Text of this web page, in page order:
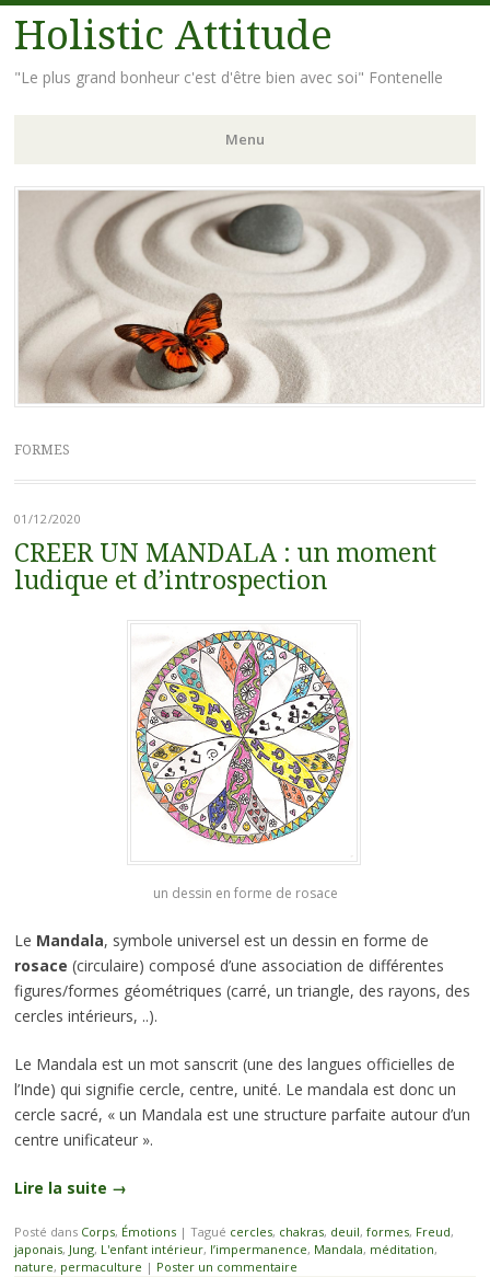
Holistic Attitude
"Le plus grand bonheur c'est d'être bien avec soi" Fontenelle
Menu
Aller
principal
FORMES
01/12/2020
CREER UN MANDALA : un moment
ludique et d’introspection
un dessin en forme de rosace
Le Mandala, symbole universel est un dessin en forme de
rosace (circulaire) composé d’une association de différentes
figures/formes géométriques (carré, un triangle, des rayons, des
cercles intérieurs, ..).
Le Mandala est un mot sanscrit (une des langues officielles de
l’Inde) qui signifie cercle, centre, unité. Le mandala est donc un
cercle sacré, « un Mandala est une structure parfaite autour d’un
centre unificateur ».
Lire la suite →
Posté dans Corps, Émotions | Tagué cercles, chakras, deuil, formes, Freud,
japonais, Jung, L'enfant intérieur, l’impermanence, Mandala, méditation,
nature, permaculture | Poster un commentaire